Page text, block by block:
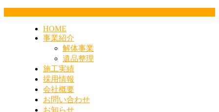
HOME
事業紹介
解体事業
遺品整理
施工実績
採用情報
会社概要
お問い合わせ
お知らせ